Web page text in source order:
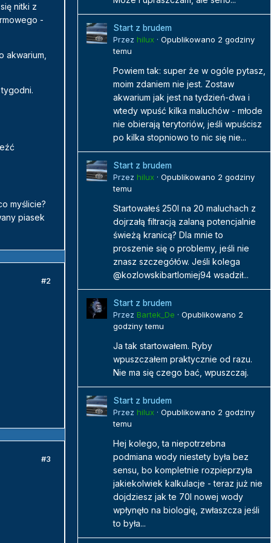
nitki z
-
akwarium,
myślicie?
piasek
#2
#3
Start z brudem
Przez hilux · Opublikowano 2 godziny
temu
Powiem tak: super że w ogóle pytasz,
moim zdaniem nie jest. Zostaw
akwarium jak jest na tydzień-dwa i
wtedy wpuść kilka maluchów - młode
nie obierają terytoriów, jeśli wpuścisz
po kilka stopniowo to nic się nie...
Start z brudem
Przez hilux · Opublikowano 2 godziny
temu
Startowałeś 250l na 20 maluchach z
dojrzałą filtracją zalaną potencjalnie
świeżą kranicą? Dla mnie to
proszenie się o problemy, jeśli nie
znasz szczegółów. Jeśli kolega
@kozlowskibartlomiej94 wsadził...
Start z brudem
Przez Bartek_De · Opublikowano 2
godziny temu
Ja tak startowałem. Ryby
wpuszczałem praktycznie od razu.
Nie ma się czego bać, wpuszczaj.
Start z brudem
Przez hilux · Opublikowano 2 godziny
temu
Hej kolego, ta niepotrzebna
podmiana wody niestety była bez
sensu, bo kompletnie rozpieprzyła
jakiekolwiek kalkulacje - teraz już nie
dojdziesz jak te 70l nowej wody
wpłynęło na biologię, zwłaszcza jeśli
to była...